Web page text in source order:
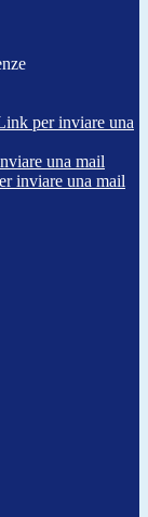
per inviare una
una mail
inviare una mail